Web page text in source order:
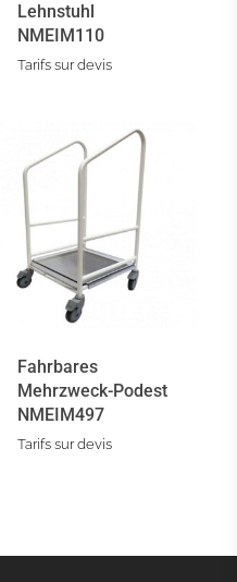
Willkommen
e-mail pour démarrer
Adresse ein, um das
Lehnstuhl
NMEIM110
Tarifs sur devis
Fahrbares
Mehrzweck-Podest
NMEIM497
Tarifs sur devis